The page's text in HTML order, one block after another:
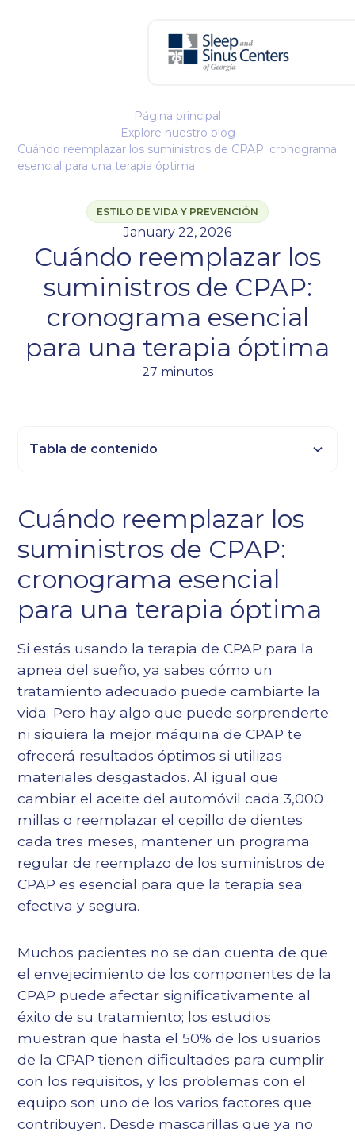
Página principal
Explore nuestro blog
Cuándo reemplazar los suministros de CPAP: cronograma
esencial para una terapia óptima
ESTILO DE VIDA Y PREVENCIÓN
January 22, 2026
Cuándo reemplazar los
suministros de CPAP:
cronograma esencial
para una terapia óptima
27 minutos
Cuándo reemplazar los
suministros de CPAP:
cronograma esencial
para una terapia óptima
Si estás usando la terapia de CPAP para la
apnea del sueño, ya sabes cómo un
tratamiento adecuado puede cambiarte la
vida. Pero hay algo que puede sorprenderte:
ni siquiera la mejor máquina de CPAP te
ofrecerá resultados óptimos si utilizas
materiales desgastados. Al igual que
cambiar el aceite del automóvil cada 3,000
millas o reemplazar el cepillo de dientes
cada tres meses, mantener un programa
regular de reemplazo de los suministros de
CPAP es esencial para que la terapia sea
efectiva y segura.
Muchos pacientes no se dan cuenta de que
el envejecimiento de los componentes de la
CPAP puede afectar significativamente al
éxito de su tratamiento; los estudios
muestran que hasta el 50% de los usuarios
de la CPAP tienen dificultades para cumplir
con los requisitos, y los problemas con el
equipo son uno de los varios factores que
contribuyen. Desde mascarillas que ya no
Tabla de contenido
Título 3
Epígrafe 4
Epígrafe 6